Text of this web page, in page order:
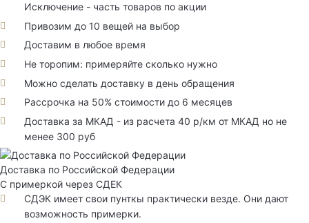
Исключение - часть товаров по акции
Привозим до 10 вещей на выбор
Доставим в любое время
Не торопим: примеряйте сколько нужно
Можно сделать доставку в день обращения
Рассрочка на 50% стоимости до 6 месяцев
Доставка за МКАД - из расчета 40 р/км от МКАД но не
менее 300 руб
Доставка по Российской Федерации
С примеркой через СДЕК
СДЭК имеет свои пунткы практически везде. Они дают
возможность примерки.